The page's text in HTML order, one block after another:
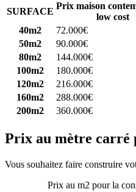
SURFACE
Prix maison
low cost
40m2
72.000€
50m2
90.000€
80m2
144.000€
100m2
180.000€
120m2
216.000€
160m2
288.000€
200m2
360.000€
Prix au mètre carré
Vous souhaitez faire construire
Prix au m2 pour la